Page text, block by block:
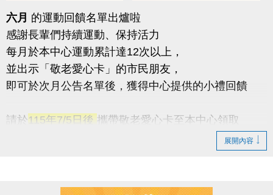
六月 的運動回饋名單出爐啦
感謝長輩們持續運動、保持活力
每月於本中心運動累計達12次以上，
並出示「敬老愛心卡」的市民朋友，
即可於次月公告名單後，獲得中心提供的小禮回饋
請於115年7/5日後攜帶敬老愛心卡至本中心領取
◆ 不可委託他人代領
展開內容